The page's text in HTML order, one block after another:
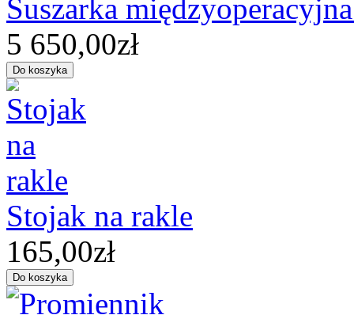
Suszarka
5 650,00zł
Stojak na rakle
165,00zł